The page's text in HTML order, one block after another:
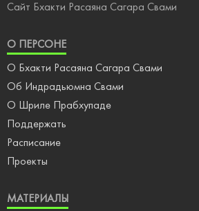
Сайт Бхакти Расаяна Сагара Свами
О ПЕРСОНЕ
О Бхакти Расаяна Сагара Свами
Об Индрадьюмна Свами
О Шриле Прабхупаде
Поддержать
Расписание
Проекты
МАТЕРИАЛЫ